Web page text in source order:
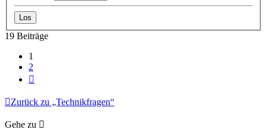
19 Beiträge
1
2
Zurück zu „Technikfragen“
Gehe zu